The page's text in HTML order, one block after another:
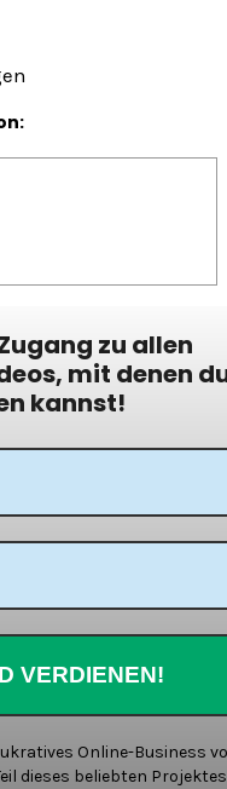
zu allen
mit denen
kannst!
Online-Business
dieses beliebten